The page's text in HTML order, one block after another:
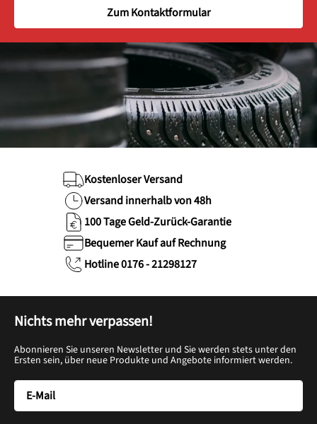
Zum Kontaktformular
Kostenloser Versand
Versand innerhalb von 48h
100 Tage Geld-Zurück-Garantie
Bequemer Kauf auf Rechnung
Hotline 0176 - 21298127
Nichts mehr verpassen!
Abonnieren Sie unseren Newsletter und Sie werden stets unter den
Ersten sein, über neue Produkte und Angebote informiert werden.